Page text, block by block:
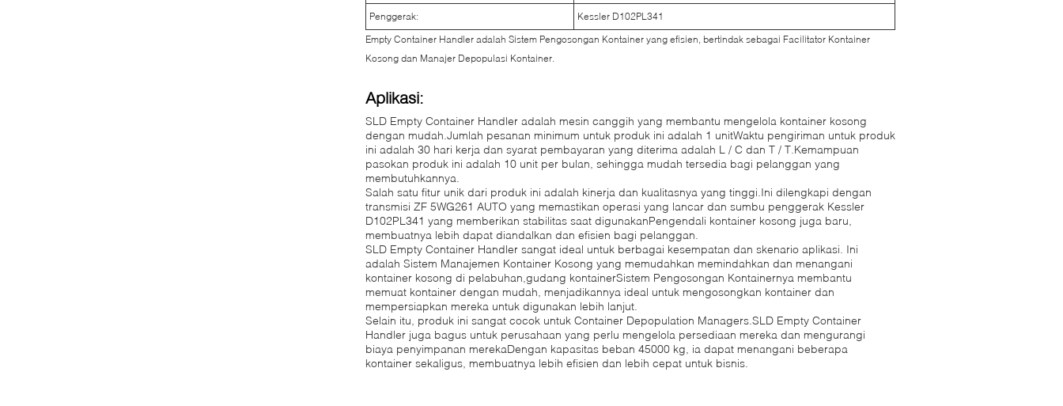
Penggerak:
Kessler D102PL341
Empty Container Handler adalah Sistem Pengosongan Kontainer yang efisien, bertindak sebagai Facilitator Kontainer
Kosong dan Manajer Depopulasi Kontainer.
Aplikasi:
SLD Empty Container Handler adalah mesin canggih yang membantu mengelola kontainer kosong
dengan mudah.Jumlah pesanan minimum untuk produk ini adalah 1 unitWaktu pengiriman untuk produk
ini adalah 30 hari kerja dan syarat pembayaran yang diterima adalah L / C dan T / T.Kemampuan
pasokan produk ini adalah 10 unit per bulan, sehingga mudah tersedia bagi pelanggan yang
membutuhkannya.
Salah satu fitur unik dari produk ini adalah kinerja dan kualitasnya yang tinggi.Ini dilengkapi dengan
transmisi ZF 5WG261 AUTO yang memastikan operasi yang lancar dan sumbu penggerak Kessler
D102PL341 yang memberikan stabilitas saat digunakanPengendali kontainer kosong juga baru,
membuatnya lebih dapat diandalkan dan efisien bagi pelanggan.
SLD Empty Container Handler sangat ideal untuk berbagai kesempatan dan skenario aplikasi. Ini
adalah Sistem Manajemen Kontainer Kosong yang memudahkan memindahkan dan menangani
kontainer kosong di pelabuhan,gudang kontainerSistem Pengosongan Kontainernya membantu
memuat kontainer dengan mudah, menjadikannya ideal untuk mengosongkan kontainer dan
mempersiapkan mereka untuk digunakan lebih lanjut.
Selain itu, produk ini sangat cocok untuk Container Depopulation Managers.SLD Empty Container
Handler juga bagus untuk perusahaan yang perlu mengelola persediaan mereka dan mengurangi
biaya penyimpanan merekaDengan kapasitas beban 45000 kg, ia dapat menangani beberapa
kontainer sekaligus, membuatnya lebih efisien dan lebih cepat untuk bisnis.